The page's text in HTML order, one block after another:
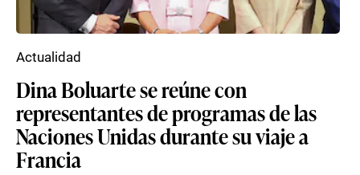
Dina Boluarte se reúne con
representantes de programas de las
Naciones Unidas durante su viaje a
Francia
Actualidad